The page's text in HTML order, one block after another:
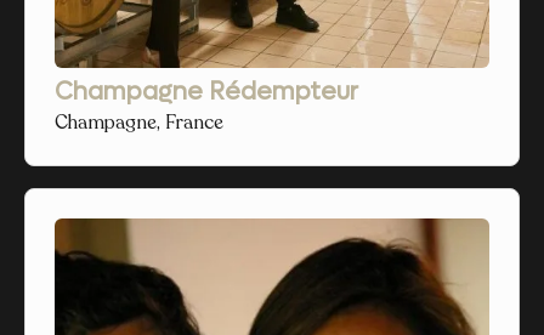
Champagne Rédempteur
Champagne, France